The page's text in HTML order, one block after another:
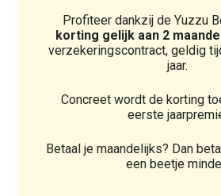
Profiteer dankzij de Yuzzu
korting gelijk aan 2
verzekeringscontract, geldig
jaar.
Concreet wordt de korting
eerste
Betaal je maandelijks? Dan
een beetje